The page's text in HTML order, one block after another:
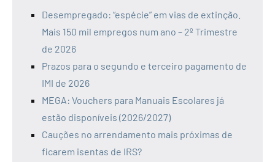
Desempregado: “espécie” em vias de extinção.
Mais 150 mil empregos num ano – 2º Trimestre
de 2026
Prazos para o segundo e terceiro pagamento de
IMI de 2026
MEGA: Vouchers para Manuais Escolares já
estão disponíveis (2026/2027)
Cauções no arrendamento mais próximas de
ficarem isentas de IRS?